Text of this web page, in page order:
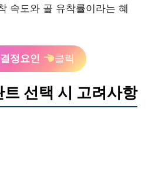
속도와 골 유착률이라는 혜
정요인 클릭
선택 시 고려사항